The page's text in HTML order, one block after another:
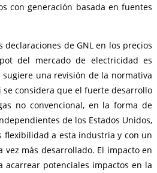
con generación basada en fuentes
declaraciones de GNL en los precios
del mercado de electricidad es
una revisión de la normativa
se considera que el fuerte desarrollo
no convencional, en la forma de
de los Estados Unidos,
flexibilidad a esta industria y con un
vez más desarrollado. El impacto en
acarrear potenciales impactos en la